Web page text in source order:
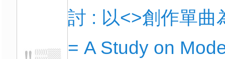
討 : 以<>創作單曲
= A Study on